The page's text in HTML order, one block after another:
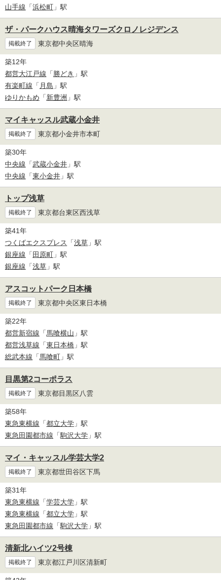
山手線 「浜松町 」駅
ザ・パークハウス晴海タワーズクロノレジデンス
掲載終了 東京都中央区晴海
築12年
都営大江戸線 「勝どき 」駅
有楽町線 「 月島 」駅
ゆりかもめ 「新豊洲 」駅
マイキャッスル武蔵小金井
掲載終了 東京都小金井市本町
築30年
中央線 「武蔵小金井 」駅
中央線 「東小金井 」駅
トップ浅草
掲載終了 東京都台東区西浅草
築41年
つくばエクスプレス
「浅草 」駅
銀座線 「 田原町 」駅
銀座線 「浅草 」駅
アスコットパーク日本橋
掲載終了 東京都中央区東日本橋
築22年
都営新宿線 「馬喰横山 」駅
都営浅草線 「東日本橋 」駅
総武本線 「馬喰町 」駅
目黒第2コーポラス
掲載終了 東京都目黒区八雲
築58年
東急東横線 「都立大学 」駅
東急田園都市線 「駒沢大学 」駅
マイ・キャッスル学芸大学2
掲載終了 東京都世田谷区下馬
築31年
東急東横線 「学芸大学 」駅
東急東横線 「都立大学 」駅
東急田園都市線 「駒沢大学 」駅
清新北ハイツ2号棟
掲載終了 東京都江戸川区清新町